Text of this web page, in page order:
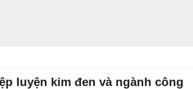
luyện kim đen và ngành công